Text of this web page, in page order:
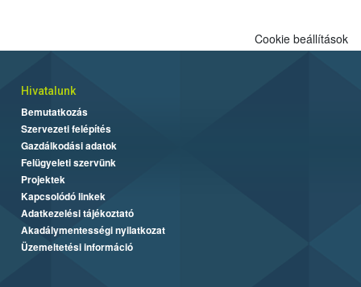
Cookie beállítások
Hivatalunk
Bemutatkozás
Szervezeti felépítés
Gazdálkodási adatok
Felügyeleti szervünk
Projektek
Kapcsolódó linkek
Adatkezelési tájékoztató
Akadálymentességi nyilatkozat
Üzemeltetési információ